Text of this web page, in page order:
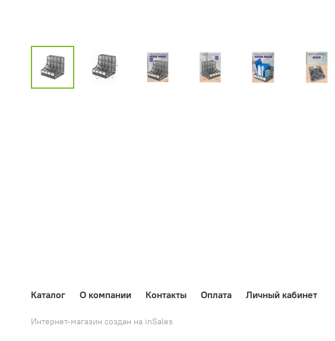
Каталог О компании Контакты Оплата Личный кабинет
Интернет-магазин создан на inSales